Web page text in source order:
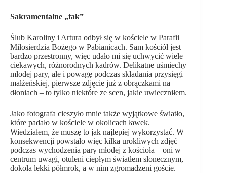
Sakramentalne „tak”
Ślub Karoliny i Artura odbył się w kościele w Parafii
Miłosierdzia Bożego w Pabianicach. Sam kościół jest
bardzo przestronny, więc udało mi się uchwycić wiele
ciekawych, różnorodnych kadrów. Delikatne uśmiechy
młodej pary, ale i powagę podczas składania przysięgi
małżeńskiej, pierwsze zdjęcie już z obrączkami na
dłoniach – to tylko niektóre ze scen, jakie uwieczniłem.
Jako fotografa cieszyło mnie także wyjątkowe światło,
które padało w kościele w okolicach ławek.
Wiedziałem, że muszę to jak najlepiej wykorzystać. W
konsekwencji powstało więc kilka urokliwych zdjęć
podczas wychodzenia pary młodej z kościoła – oni w
centrum uwagi, otuleni ciepłym światłem słonecznym,
dokoła lekki półmrok, a w nim zgromadzeni goście.